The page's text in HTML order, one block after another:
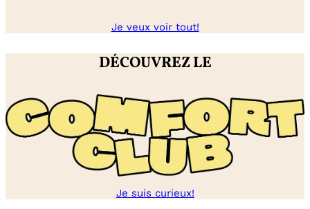
Je veux voir tout!
DÉCOUVREZ LE
Je suis curieux!